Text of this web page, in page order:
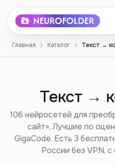
Главная Каталог Текст →
Текст →
106 нейросетей для
сайт». Лучшие по
GigaCode. Есть 3
России без VPN, с